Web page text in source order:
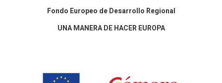
Fondo Europeo de Desarrollo Regional
UNA MANERA DE HACER EUROPA